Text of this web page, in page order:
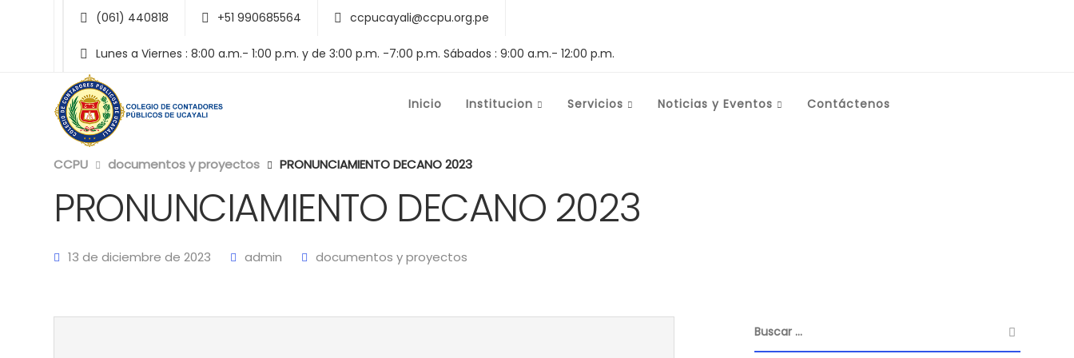
(061) 440818 +51 990685564 ccpucayali@ccpu.org.pe
Lunes a Viernes : 8:00 a.m.- 1:00 p.m. y de 3:00 p.m. -7:00 p.m. Sábados : 9:00 a.m.- 12:00 p.m.
Inicio Institucion Servicios Noticias y Eventos Contáctenos
CCPU documentos y proyectos PRONUNCIAMIENTO DECANO 2023
PRONUNCIAMIENTO DECANO 2023
13 de diciembre de 2023 admin documentos y proyectos